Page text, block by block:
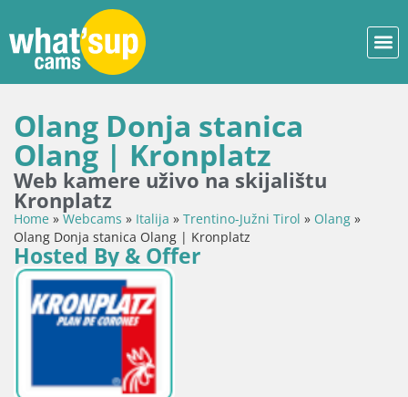
Olang Donja stanica
Olang | Kronplatz
Web kamere uživo na skijalištu
Kronplatz
Home » Webcams » Italija » Trentino-Južni Tirol » Olang »
Olang Donja stanica Olang | Kronplatz
Hosted By & Offer